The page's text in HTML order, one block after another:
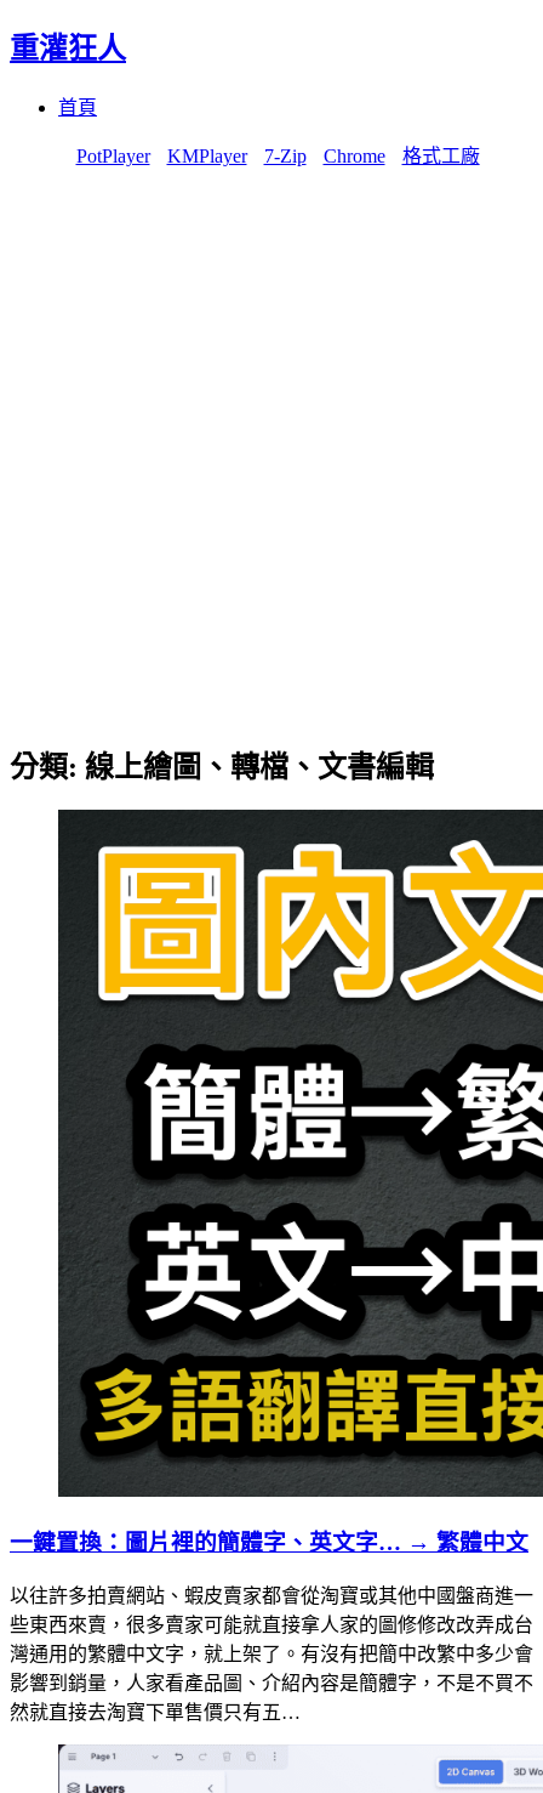
重灌狂人
首頁
PotPlayer KMPlayer 7-Zip Chrome 格式工廠
分類: 線上繪圖、轉檔、文書編輯
一鍵置換：圖片裡的簡體字、英文字… → 繁體中文
以往許多拍賣網站、蝦皮賣家都會從淘寶或其他中國盤商進一
些東西來賣，很多賣家可能就直接拿人家的圖修修改改弄成台
灣通用的繁體中文字，就上架了。有沒有把簡中改繁中多少會
影響到銷量，人家看產品圖、介紹內容是簡體字，不是不買不
然就直接去淘寶下單售價只有五…